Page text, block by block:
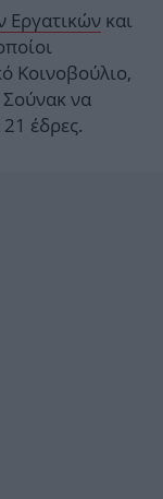
Εργατικών και
Κοινοβούλιο,
Σούνακ να
έδρες.